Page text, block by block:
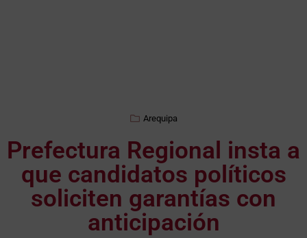
Arequipa
Prefectura Regional insta a
que candidatos políticos
soliciten garantías con
anticipación